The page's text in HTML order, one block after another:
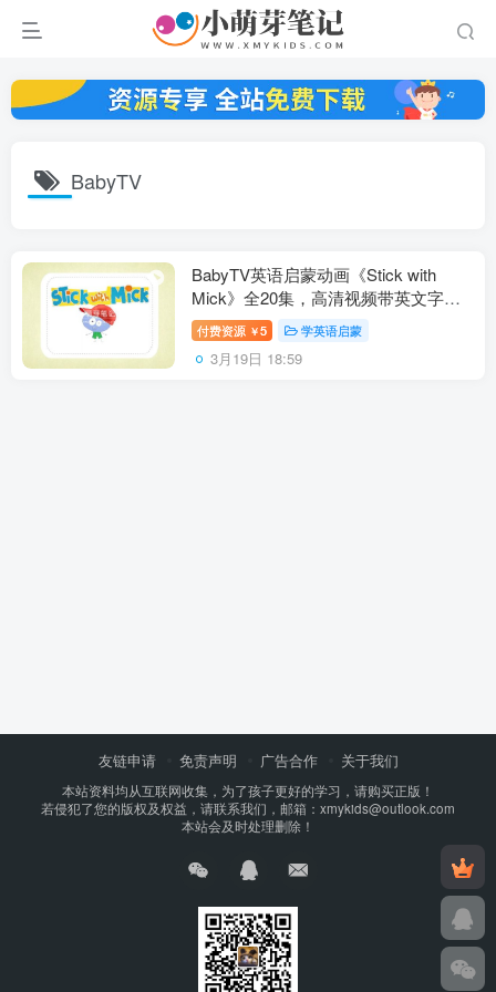
BabyTV
BabyTV英语启蒙动画《Stick with
Mick》全20集，高清视频带英文字
幕，送配套音频，百度云网盘下载！
付费资源 ￥5 学英语启蒙
3月19日 18:59
友链申请 免责声明 广告合作 关于我们
本站资料均从互联网收集，为了孩子更好的学习，请购买正版！
若侵犯了您的版权及权益，请联系我们，邮箱：xmykids@outlook.com
本站会及时处理删除！